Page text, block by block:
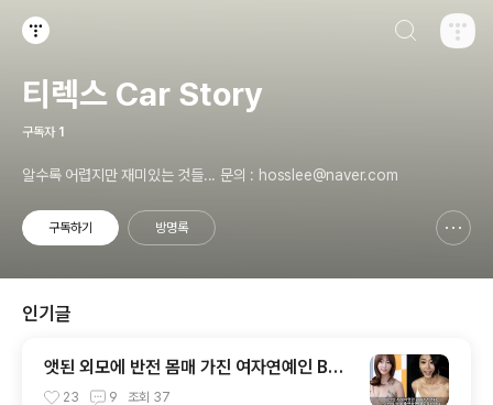
티렉스 Car Story
구독자 1
알수록 어렵지만 재미있는 것들... 문의 : hosslee@naver.com
구독하기 방명록
인기글
앳된 외모에 반전 몸매 가진 여자연예인 BES
T 10
23 9 조회 37